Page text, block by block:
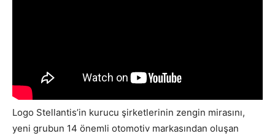
Logo Stellantis’in kurucu şirketlerinin zengin mirasını,
yeni grubun 14 önemli otomotiv markasından oluşan